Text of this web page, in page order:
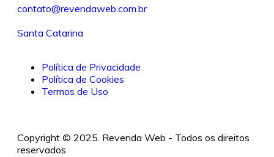
contato@revendaweb.com.br
Santa Catarina
Política de Privacidade
Política de Cookies
Termos de Uso
Copyright © 2025. Revenda Web - Todos os direitos
reservados